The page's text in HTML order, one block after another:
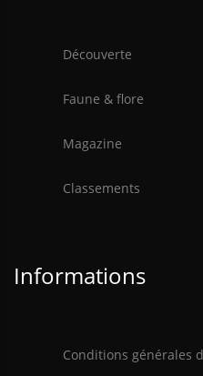
Découverte
Faune & flore
Magazine
Classements
Informations
Conditions générales